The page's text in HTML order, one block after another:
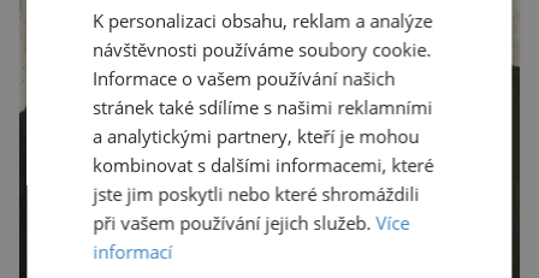
K personalizaci obsahu, reklam a analýze
návštěvnosti používáme soubory cookie.
Informace o vašem používání našich
stránek také sdílíme s našimi reklamními
a analytickými partnery, kteří je mohou
kombinovat s dalšími informacemi, které
jste jim poskytli nebo které shromáždili
při vašem používání jejich služeb.Více
informací